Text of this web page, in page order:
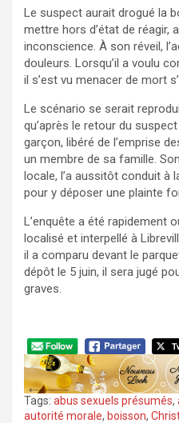
Le suspect aurait drogué la
mettre hors d’état de réagir,
inconscience. À son réveil,
douleurs. Lorsqu’il a voulu
il s’est vu menacer de mort
Le scénario se serait
qu’après le retour du
garçon, libéré de l’emprise
un membre de sa famille.
locale, l’a aussitôt conduit à
pour y déposer une plainte
L’enquête a été rapidement
localisé et interpellé à
il a comparu devant le
dépôt le 5 juin, il sera jugé
graves.
Tags: abus sexuels présumés,
autorité morale, boisson,